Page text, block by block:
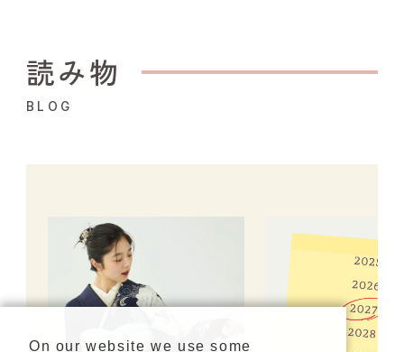
読み物
BLOG
On our website we use some